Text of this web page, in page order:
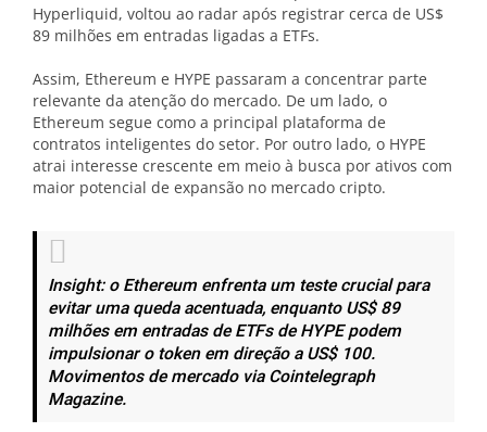
Hyperliquid, voltou ao radar após registrar cerca de US$
89 milhões em entradas ligadas a ETFs.
Assim, Ethereum e HYPE passaram a concentrar parte
relevante da atenção do mercado. De um lado, o
Ethereum segue como a principal plataforma de
contratos inteligentes do setor. Por outro lado, o HYPE
atrai interesse crescente em meio à busca por ativos com
maior potencial de expansão no mercado cripto.
Insight: o Ethereum enfrenta um teste crucial para
evitar uma queda acentuada, enquanto US$ 89
milhões em entradas de ETFs de HYPE podem
impulsionar o token em direção a US$ 100.
Movimentos de mercado via Cointelegraph
Magazine.